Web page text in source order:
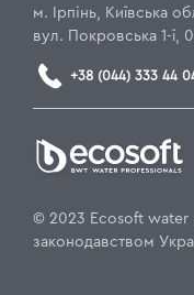
м. Ірпінь, Київська
вул. Покровська 1-ї,
+38 (044) 333 44
© 2023 Ecosoft water
законодавством